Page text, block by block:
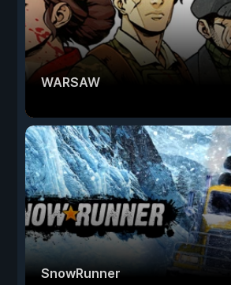
WARSAW
SnowRunner